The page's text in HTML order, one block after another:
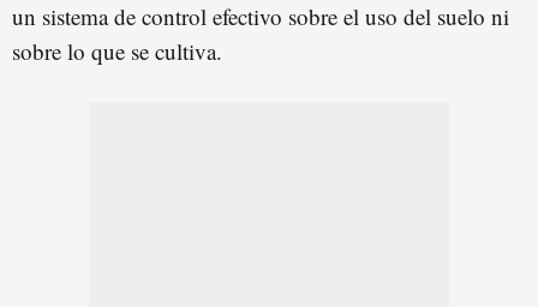
un sistema de control efectivo sobre el uso del suelo ni
sobre lo que se cultiva.